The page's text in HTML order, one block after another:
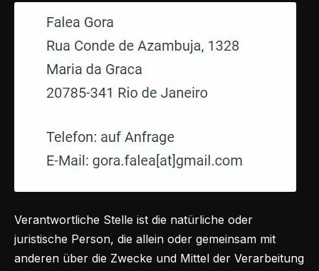
Verantwortliche Stelle ist die natürliche oder
juristische Person, die allein oder gemeinsam mit
anderen über die Zwecke und Mittel der Verarbeitung